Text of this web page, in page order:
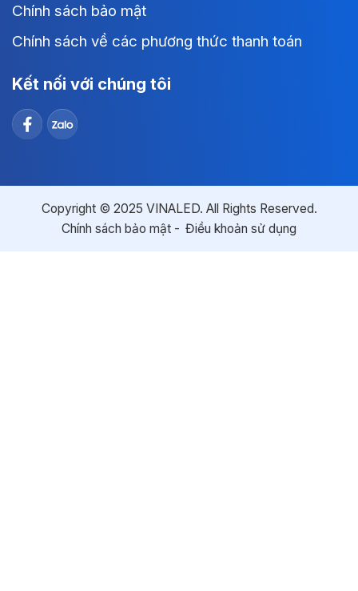
Chính sách bảo mật
Chính sách về các phương thức thanh toán
Kết nối với chúng tôi
Copyright © 2025 VINALED. All Rights Reserved.
Chính sách bảo mật
Điều khoản sử dụng